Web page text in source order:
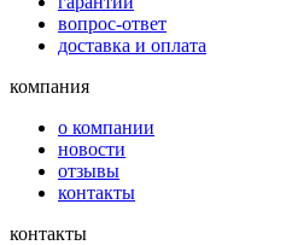
вопрос-ответ
доставка и оплата
компания
о компании
новости
отзывы
контакты
контакты